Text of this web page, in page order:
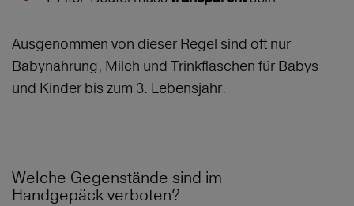
Ausgenommen von dieser Regel sind oft nur
Babynahrung, Milch und Trinkflaschen für Babys
und Kinder bis zum 3. Lebensjahr.
Welche Gegenstände sind im
Handgepäck verboten?